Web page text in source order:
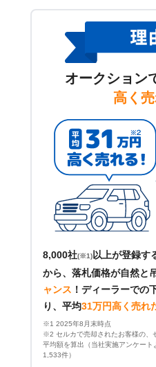
オークション
高く
8,000社(※1)以上が登録す
から、落札価格が自然と
ャンス ！ ディーラーでの
り、平均31万円高く売れ
※1 2025年8月末時点
※2 セルカで売却されたお客様の、
平均額を算出（当社実施アンケー
1,533件）